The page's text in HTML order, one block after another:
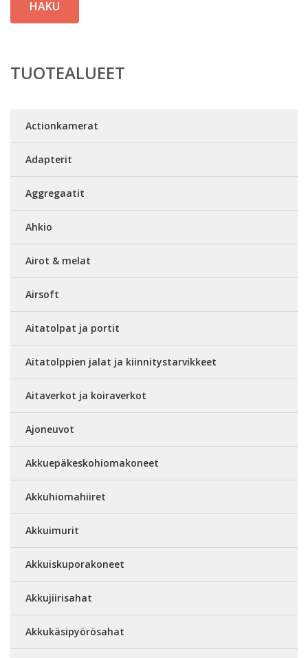
HAKU
TUOTEALUEET
Actionkamerat
Adapterit
Aggregaatit
Ahkio
Airot & melat
Airsoft
Aitatolpat ja portit
Aitatolppien jalat ja kiinnitystarvikkeet
Aitaverkot ja koiraverkot
Ajoneuvot
Akkuepäkeskohiomakoneet
Akkuhiomahiiret
Akkuimurit
Akkuiskuporakoneet
Akkujiirisahat
Akkukäsipyörösahat